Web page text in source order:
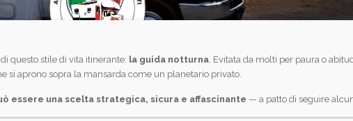
questo stile di vita itinerante: la guida notturna . Evitata da molti per paura o
si aprono sopra la mansarda come un planetario privato.
essere una scelta strategica, sicura e affascinante — a patto di seguire